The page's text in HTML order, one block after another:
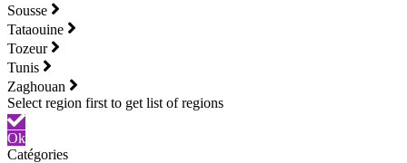
Sousse
Tataouine
Tozeur
Tunis
Zaghouan
Ok
Catégories